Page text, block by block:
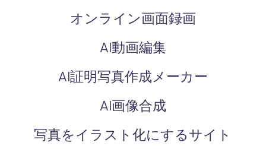
オンライン画面録画
AI動画編集
AI証明写真作成メーカー
AI画像合成
写真をイラスト化にするサイト